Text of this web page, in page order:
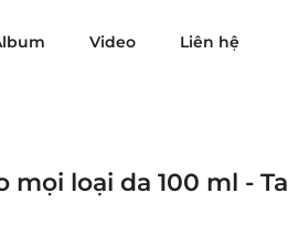
Video Liên hệ
loại da 100 ml -